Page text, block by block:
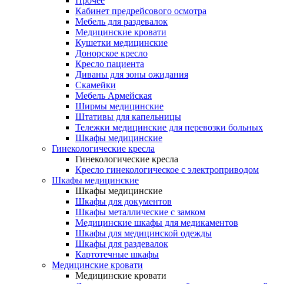
Кабинет предрейсового осмотра
Мебель для раздевалок
Медицинские кровати
Кушетки медицинские
Донорское кресло
Кресло пациента
Диваны для зоны ожидания
Скамейки
Мебель Армейская
Ширмы медицинские
Штативы для капельницы
Тележки медицинские для перевозки больных
Шкафы медицинские
Гинекологические кресла
Гинекологические кресла
Кресло гинекологическое с электроприводом
Шкафы медицинские
Шкафы медицинские
Шкафы для документов
Шкафы металлические с замком
Медицинские шкафы для медикаментов
Шкафы для медицинской одежды
Шкафы для раздевалок
Картотечные шкафы
Медицинские кровати
Медицинские кровати